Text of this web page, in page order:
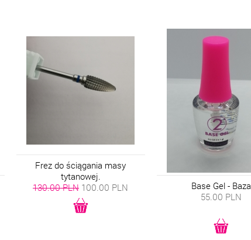
Frez do ściągania masy
tytanowej.
130.00 PLN 100.00 PLN
Base Gel - Baza
55.00 PLN